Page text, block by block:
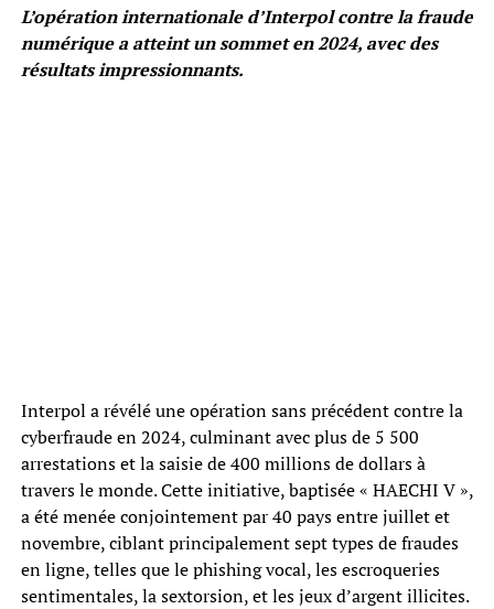
L’opération internationale d’Interpol contre la fraude
numérique a atteint un sommet en 2024, avec des
résultats impressionnants.
Interpol a révélé une opération sans précédent contre la
cyberfraude en 2024, culminant avec plus de 5 500
arrestations et la saisie de 400 millions de dollars à
travers le monde. Cette initiative, baptisée « HAECHI V »,
a été menée conjointement par 40 pays entre juillet et
novembre, ciblant principalement sept types de fraudes
en ligne, telles que le phishing vocal, les escroqueries
sentimentales, la sextorsion, et les jeux d’argent illicites.